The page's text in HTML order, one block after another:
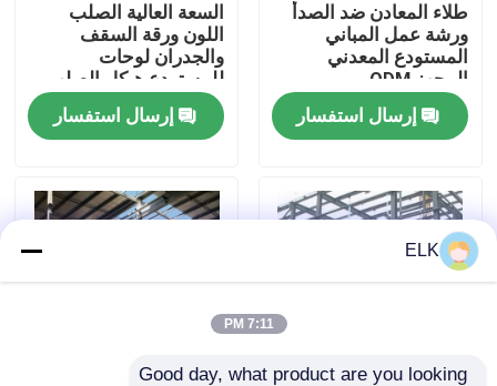
مراقبة الجودة
اتصل بنا
القضايا
مستودع الهيكل الصلب
طلاء المعادن ضد الصدأ
ورشة عمل المباني
المستودع المعدني
المجهز ODM
إرسال استفسار
السعة العالية الصلب
اللون ورقة السقف
والجدران لوحات
للمستودع هيكل الصلب
إرسال استفسار
ELK
7:11 PM
Good day, what product are you looking